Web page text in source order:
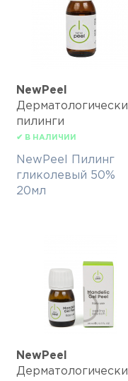
NewPeel
пилинги
✔ В НАЛИЧИИ
NewPeel Пилинг
гликолевый 50%
20мл
NewPeel